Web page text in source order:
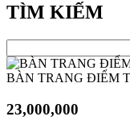
TÌM KIẾM
BÀN TRANG ĐIỂM
23,000,000